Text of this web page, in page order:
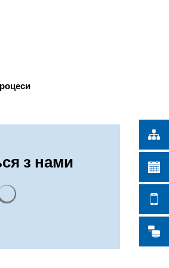
з нами
Результати пошуку завантажено